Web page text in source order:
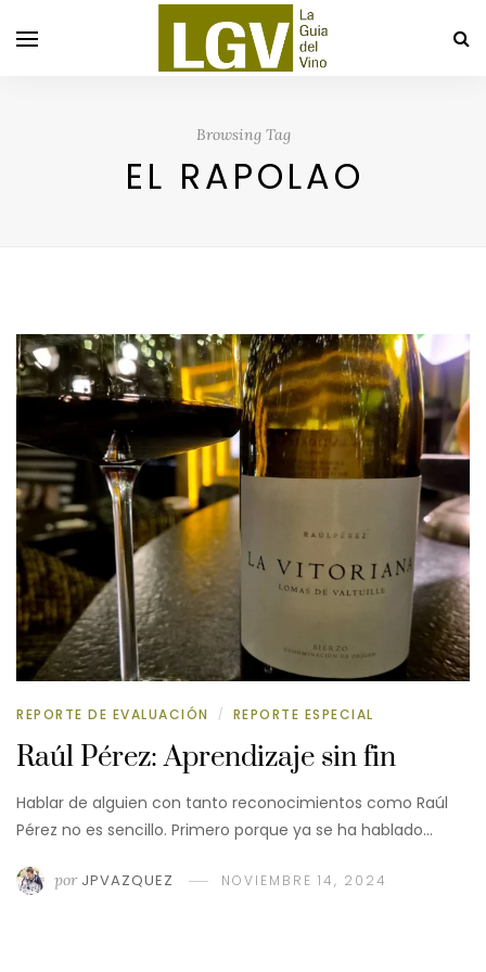
Browsing Tag
EL RAPOLAO
REPORTE DE EVALUACIÓN / REPORTE ESPECIAL
Raúl Pérez: Aprendizaje sin fin
Hablar de alguien con tanto reconocimientos como Raúl
Pérez no es sencillo. Primero porque ya se ha hablado…
por JPVAZQUEZ NOVIEMBRE 14, 2024